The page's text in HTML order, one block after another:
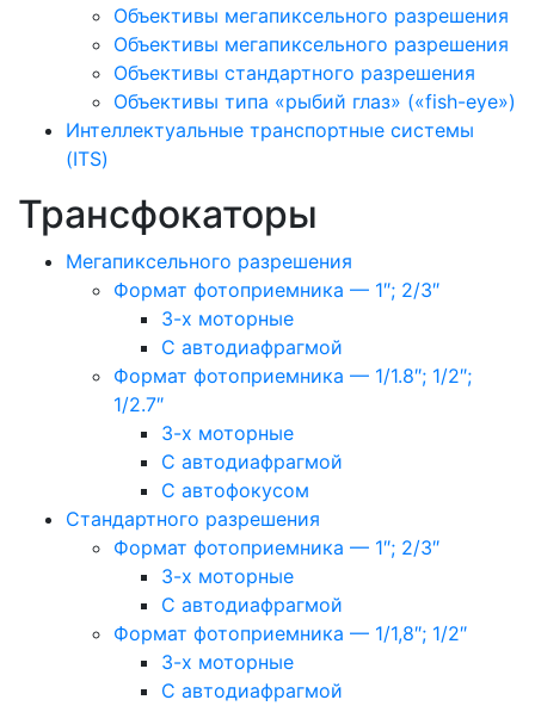
Объективы мегапиксельного разрешения
Объективы мегапиксельного разрешения
Объективы стандартного разрешения
Объективы типа «рыбий глаз» («fish-eye»)
Интеллектуальные транспортные системы
(ITS)
Трансфокаторы
Мегапиксельного разрешения
Формат фотоприемника — 1″; 2/3″
3-х моторные
С автодиафрагмой
Формат фотоприемника — 1/1.8″; 1/2″;
1/2.7″
3-х моторные
С автодиафрагмой
С автофокусом
Стандартного разрешения
Формат фотоприемника — 1″; 2/3″
3-х моторные
С автодиафрагмой
Формат фотоприемника — 1/1,8″; 1/2″
3-х моторные
С автодиафрагмой